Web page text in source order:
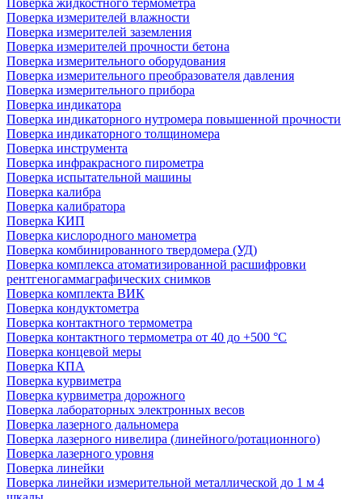
Поверка жидкостного термометра
Поверка измерителей влажности
Поверка измерителей заземления
Поверка измерителей прочности бетона
Поверка измерительного оборудования
Поверка измерительного преобразователя давления
Поверка измерительного прибора
Поверка индикатора
Поверка индикаторного нутромера повышенной прочности
Поверка индикаторного толщиномера
Поверка инструмента
Поверка инфракрасного пирометра
Поверка испытательной машины
Поверка калибра
Поверка калибратора
Поверка КИП
Поверка кислородного манометра
Поверка комбинированного твердомера (УД)
Поверка комплекса атоматизированной расшифровки
рентгеногаммаграфических снимков
Поверка комплекта ВИК
Поверка кондуктометра
Поверка контактного термометра
Поверка контактного термометра от 40 до +500 °С
Поверка концевой меры
Поверка КПА
Поверка курвиметра
Поверка курвиметра дорожного
Поверка лабораторных электронных весов
Поверка лазерного дальномера
Поверка лазерного нивелира (линейного/ротационного)
Поверка лазерного уровня
Поверка линейки
Поверка линейки измерительной металлической до 1 м 4